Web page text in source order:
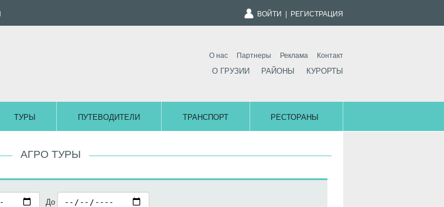
ВОЙТИ РЕГИСТРАЦИЯ
О нас Партнеры Реклама Контакт
О ГРУЗИИ РАЙОНЫ КУРОРТЫ
ТУРЫ ПУТЕВОДИТЕЛИ ТРАНСПОРТ РЕСТОРАНЫ
АГРО ТУРЫ
До